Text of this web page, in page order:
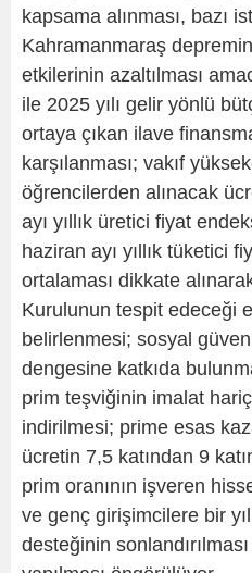
kapsama alınması, bazı
Kahramanmaraş
etkilerinin azaltılması
ile 2025 yılı gelir yönlü
ortaya çıkan ilave
karşılanması; vakıf
öğrencilerden alınacak
ayı yıllık üretici fiyat
haziran ayı yıllık tüketici
ortalaması dikkate
Kurulunun tespit edeceği
belirlenmesi; sosyal
dengesine katkıda
prim teşviğinin imalat
indirilmesi; prime esas
ücretin 7,5 katından 9
prim oranının işveren
ve genç girişimcilere bir
desteğinin